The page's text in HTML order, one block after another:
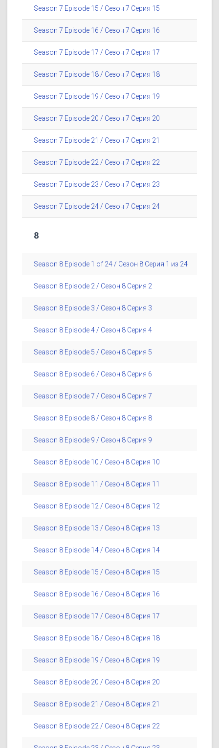
Season 7 Episode 15 / Сезон 7 Серия 15
Season 7 Episode 16 / Сезон 7 Серия 16
Season 7 Episode 17 / Сезон 7 Серия 17
Season 7 Episode 18 / Сезон 7 Серия 18
Season 7 Episode 19 / Сезон 7 Серия 19
Season 7 Episode 20 / Сезон 7 Серия 20
Season 7 Episode 21 / Сезон 7 Серия 21
Season 7 Episode 22 / Сезон 7 Серия 22
Season 7 Episode 23 / Сезон 7 Серия 23
Season 7 Episode 24 / Сезон 7 Серия 24
8
Season 8 Episode 1 of 24 / Сезон 8 Серия 1 из 24
Season 8 Episode 2 / Сезон 8 Серия 2
Season 8 Episode 3 / Сезон 8 Серия 3
Season 8 Episode 4 / Сезон 8 Серия 4
Season 8 Episode 5 / Сезон 8 Серия 5
Season 8 Episode 6 / Сезон 8 Серия 6
Season 8 Episode 7 / Сезон 8 Серия 7
Season 8 Episode 8 / Сезон 8 Серия 8
Season 8 Episode 9 / Сезон 8 Серия 9
Season 8 Episode 10 / Сезон 8 Серия 10
Season 8 Episode 11 / Сезон 8 Серия 11
Season 8 Episode 12 / Сезон 8 Серия 12
Season 8 Episode 13 / Сезон 8 Серия 13
Season 8 Episode 14 / Сезон 8 Серия 14
Season 8 Episode 15 / Сезон 8 Серия 15
Season 8 Episode 16 / Сезон 8 Серия 16
Season 8 Episode 17 / Сезон 8 Серия 17
Season 8 Episode 18 / Сезон 8 Серия 18
Season 8 Episode 19 / Сезон 8 Серия 19
Season 8 Episode 20 / Сезон 8 Серия 20
Season 8 Episode 21 / Сезон 8 Серия 21
Season 8 Episode 22 / Сезон 8 Серия 22